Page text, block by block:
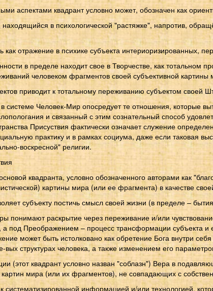
аспектами квадрант условно может, обозначен как
в психологической "растяжке", напротив,
как отражение в психике субъекта интериоризированных,
в пределе находит свое в Творчестве, как тотальном
человеком фрагментов своей субъективной картины
приводит к тотальному переживанию субъектом
Человек-Мир опосредует те отношения, которые
и связанный с этим сознательный способ
Присуствия фактически означает служение
практику и в рамках социума, даже если таковая
воскресной" религии.
квадранта, условно обозначенного авторами как
картины мира (или ее фрагмента) в качестве
субъекту постичь смысл своей жизни (в пределе –
понимают раскрытие через переживание и/или
а под Преображением – процесс трансформации субъекта
может быть истолковано как обретение Бога внутри
структурах человека, а также изменением его
(этот квадрант условно назван "соблазн") Вера в
мира (или их фрагментов), не совпадающих с
систематизированной информацией и/или технологией,